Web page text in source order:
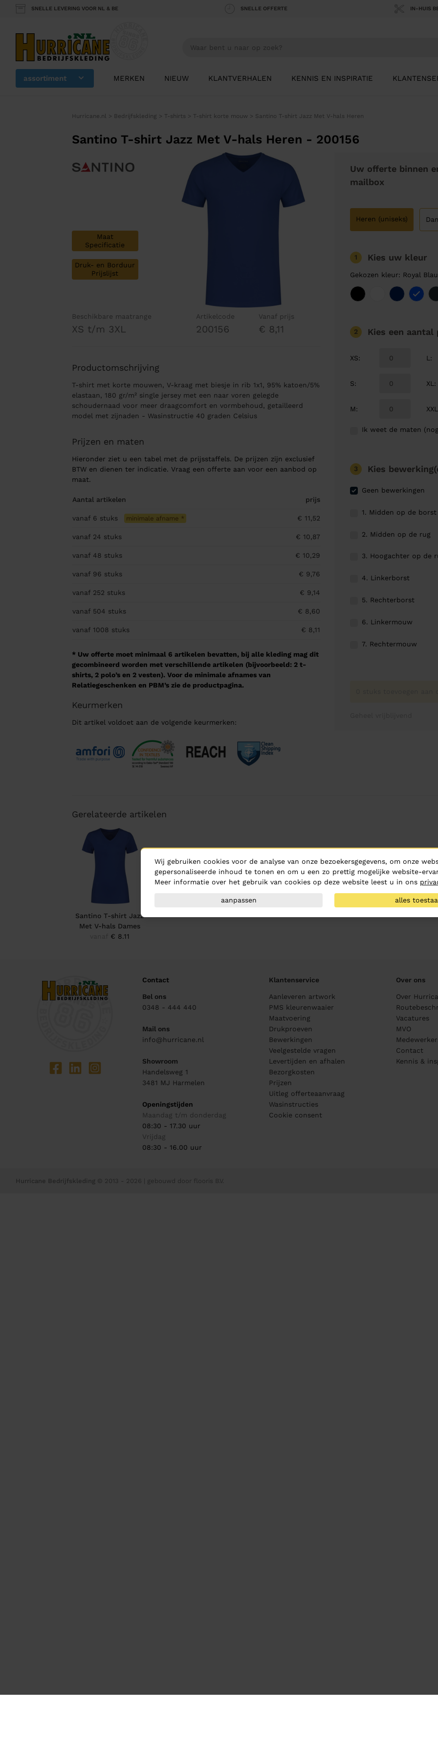
SNELLE LEVERING VOOR NL & BE SNELLE OFFERTE IN-HUIS
assortiment MERKEN NIEUW KLANTVERHALEN KENNIS EN INSPIRATIE
Hurricane.nl > Bedrijfskleding > T-shirts > T-shirt korte mouw > Santino T-shirt Jazz Met V-hals Heren
Santino T-shirt Jazz Met V-hals Heren - 200156
Maat
Specificatie
Druk- en Borduur
Prijslijst
Beschikbare maatrange
XS t/m 3XL
Artikelcode
200156
Vanaf prijs
€ 8,11
Productomschrijving
T-shirt met korte mouwen, V-kraag met biesje in rib 1x1, 95% katoen/5%
elastaan, 180 gr/m² single jersey met een naar voren gelegde
schoudernaad voor meer draagcomfort en vormbehoud, getailleerd
model met zijnaden - Wasinstructie 40 graden Celsius
Prijzen en maten
Hieronder ziet u een tabel met de prijsstaffels. De prijzen zijn exclusief
BTW en dienen ter indicatie. Vraag een offerte aan voor een aanbod op
maat.
Aantal artikelen prijs
vanaf 6 stuks minimale afname * € 11,52
vanaf 24 stuks € 10,87
vanaf 48 stuks € 10,29
vanaf 96 stuks € 9,76
vanaf 252 stuks € 9,14
vanaf 504 stuks € 8,60
vanaf 1008 stuks € 8,11
* Uw offerte moet minimaal 6 artikelen bevatten, bij alle kleding mag dit
gecombineerd worden met verschillende artikelen (bijvoorbeeld: 2 t-
shirts, 2 polo’s en 2 vesten). Voor de minimale afnames van
Relatiegeschenken en PBM’s zie de productpagina.
Keurmerken
Dit artikel voldoet aan de volgende keurmerken:
Uw offerte binnen
mailbox
Heren (uniseks)
1 Kies uw kleur
Gekozen kleur: Royal
2 Kies een aantal
XS:
S:
M:
L :
XL :
XXL
Ik weet de maten
3 Kies
Geen bewerkingen
1. Midden op de borst
2. Midden op de rug
3. Hoogachter op de
4. Linkerborst
5. Rechterborst
6. Linkermouw
7. Rechtermouw
Gerelateerde artikelen
Santino T-shirt Jazz
Met V-hals Dames
€ 8.11
Contact
Bel ons
0348 - 444 440
Mail ons
info@hurricane.nl
Showroom
Handelsweg 1
3481 MJ Harmelen
Openingstijden
Maandag t/m donderdag
08:30 - 17.30 uur
Vrijdag
08:30 - 16.00 uur
Klantenservice
Aanleveren artwork
PMS kleurenwaaier
Maatvoering
Drukproeven
Bewerkingen
Veelgestelde vragen
Levertijden en afhalen
Bezorgkosten
Prijzen
Uitleg offerteaanvraag
Wasinstructies
Cookie consent
Over ons
Over
Vacatures
MVO
Contact
Kennis &
Hurricane Bedrijfskleding © 2013 - 2026 | gebouwd door flooris B.V.
Wij gebruiken cookies voor de analyse van onze bezoekersgegevens, om onze
gepersonaliseerde inhoud te tonen en om u een zo prettig mogelijke website-
Meer informatie over het gebruik van cookies op deze website leest u in ons
aanpassen alles